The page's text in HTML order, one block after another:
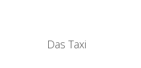
Das Taxi